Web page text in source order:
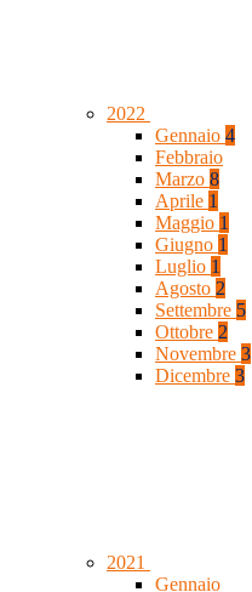
2022
Gennaio 4
Febbraio
Marzo 8
Aprile 1
Maggio 1
Giugno 1
Luglio 1
Agosto 2
Settembre 5
Ottobre 2
Novembre 3
Dicembre 3
2021
Gennaio